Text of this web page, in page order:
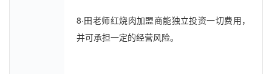
8·田老师红烧肉加盟商能独立投资一切费用，
并可承担一定的经营风险。